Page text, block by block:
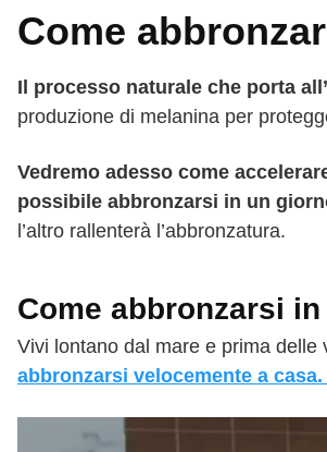
Come
Il processo naturale che porta
produzione di melanina per
Vedremo adesso come
possibile abbronzarsi in un
l’altro rallenterà l’abbronzatura.
Come abbronzarsi
Vivi lontano dal mare e prima
abbronzarsi velocemente a casa.